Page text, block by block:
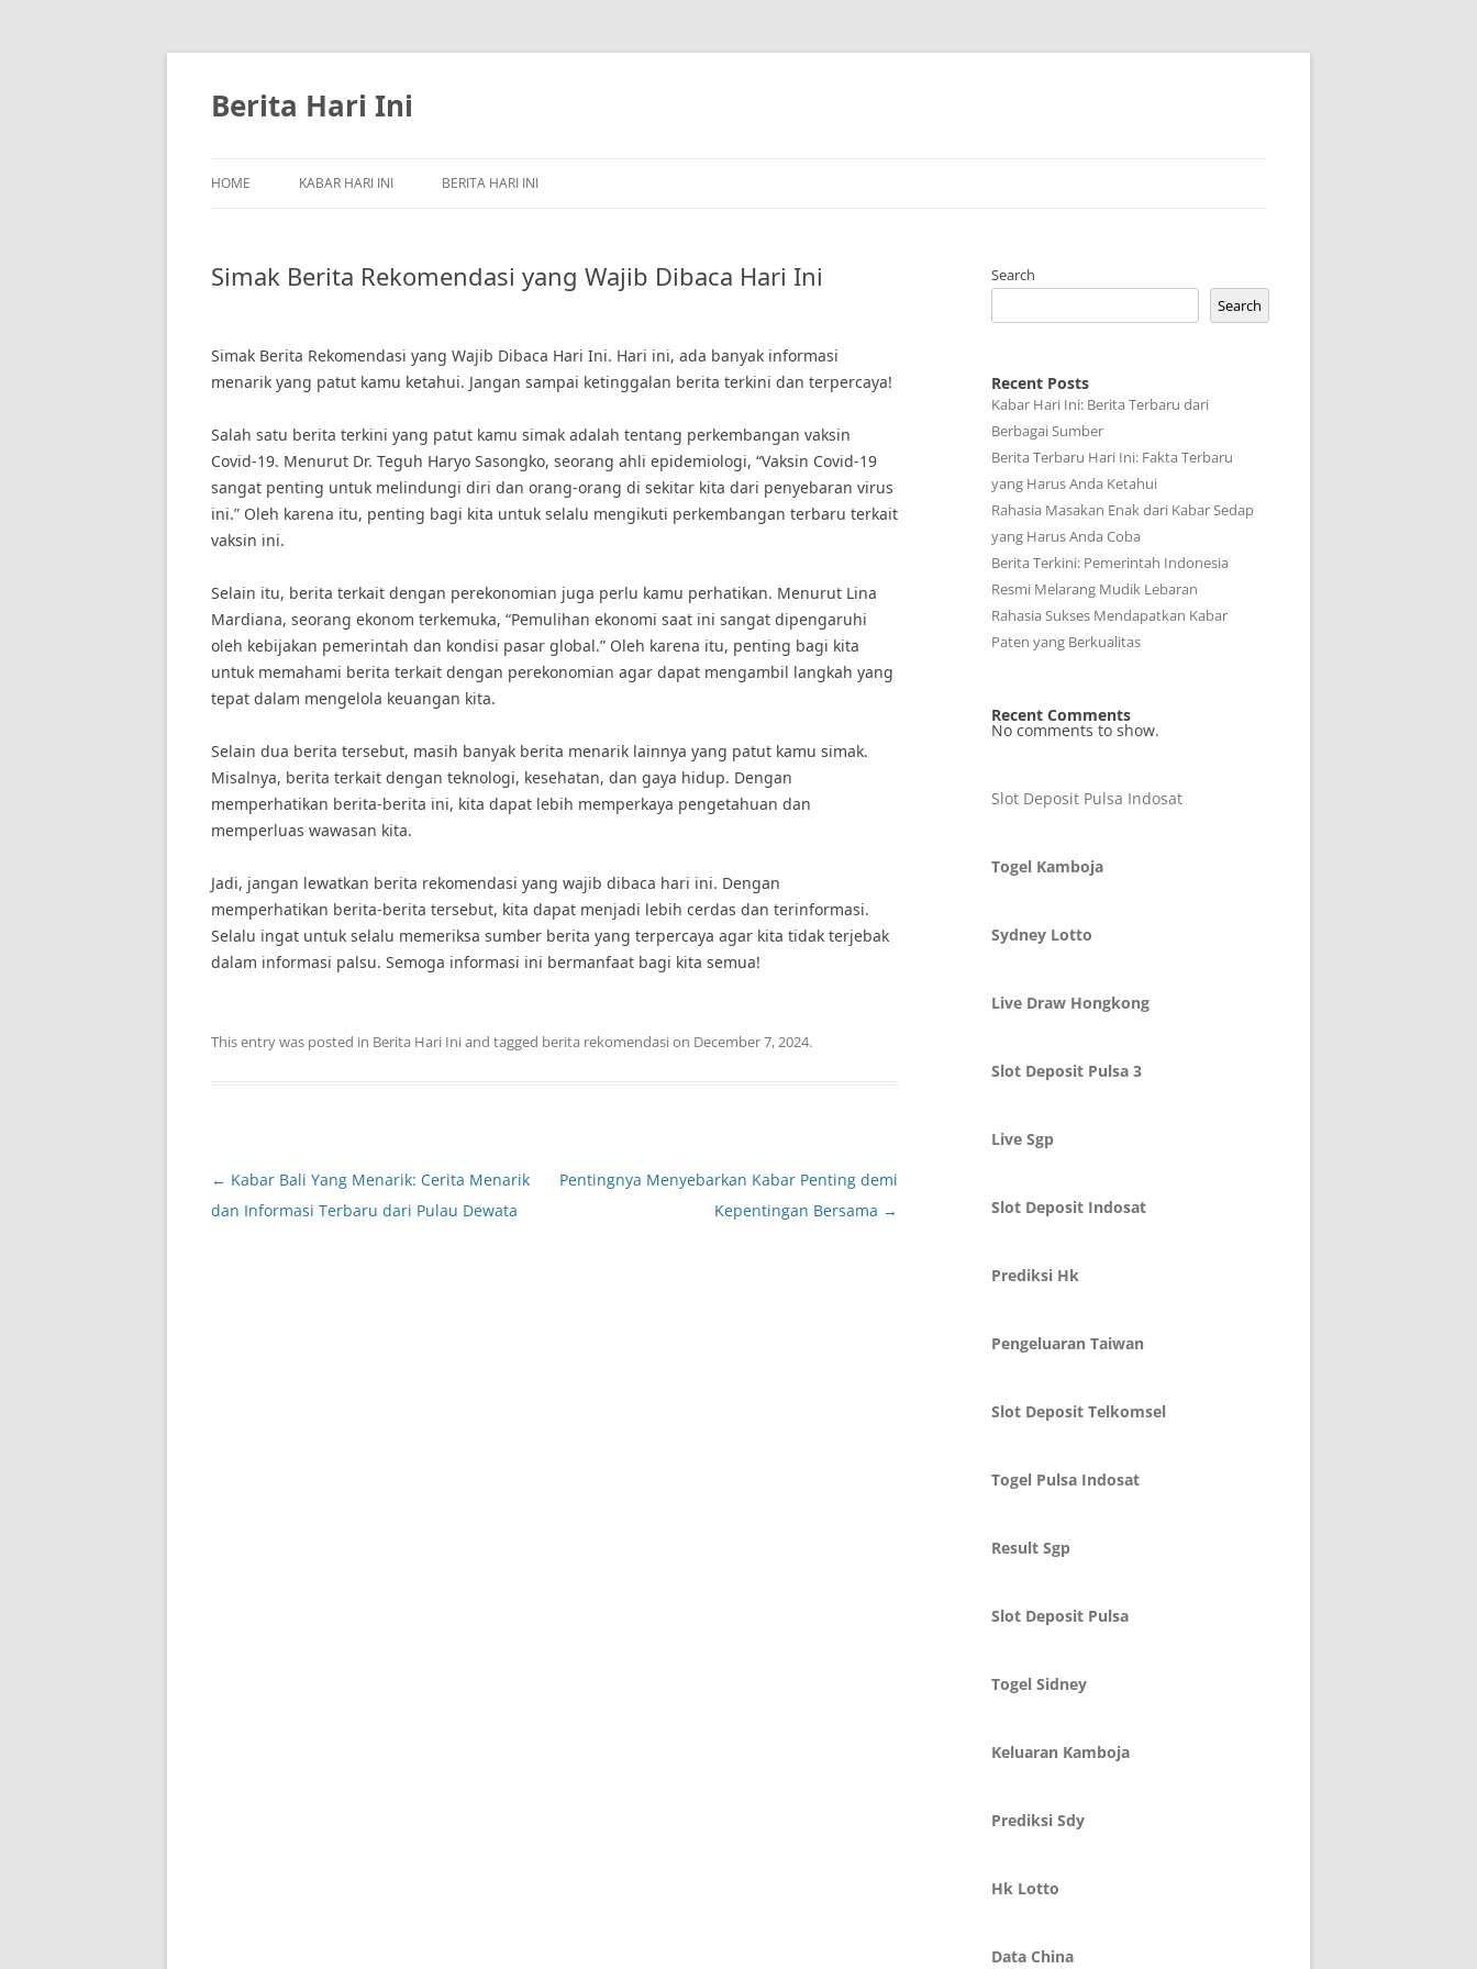
Skip
content
Berita Hari Ini
HOME KABAR HARI INI BERITA HARI INI
Simak Berita Rekomendasi yang Wajib Dibaca Hari Ini
Simak Berita Rekomendasi yang Wajib Dibaca Hari Ini. Hari ini, ada banyak informasi
menarik yang patut kamu ketahui. Jangan sampai ketinggalan berita terkini dan terpercaya!
Salah satu berita terkini yang patut kamu simak adalah tentang perkembangan vaksin
Covid-19. Menurut Dr. Teguh Haryo Sasongko, seorang ahli epidemiologi, “Vaksin Covid-19
sangat penting untuk melindungi diri dan orang-orang di sekitar kita dari penyebaran virus
ini.” Oleh karena itu, penting bagi kita untuk selalu mengikuti perkembangan terbaru terkait
vaksin ini.
Selain itu, berita terkait dengan perekonomian juga perlu kamu perhatikan. Menurut Lina
Mardiana, seorang ekonom terkemuka, “Pemulihan ekonomi saat ini sangat dipengaruhi
oleh kebijakan pemerintah dan kondisi pasar global.” Oleh karena itu, penting bagi kita
untuk memahami berita terkait dengan perekonomian agar dapat mengambil langkah yang
tepat dalam mengelola keuangan kita.
Selain dua berita tersebut, masih banyak berita menarik lainnya yang patut kamu simak.
Misalnya, berita terkait dengan teknologi, kesehatan, dan gaya hidup. Dengan
memperhatikan berita-berita ini, kita dapat lebih memperkaya pengetahuan dan
memperluas wawasan kita.
Jadi, jangan lewatkan berita rekomendasi yang wajib dibaca hari ini. Dengan
memperhatikan berita-berita tersebut, kita dapat menjadi lebih cerdas dan terinformasi.
Selalu ingat untuk selalu memeriksa sumber berita yang terpercaya agar kita tidak terjebak
dalam informasi palsu. Semoga informasi ini bermanfaat bagi kita semua!
This entry was posted in Berita Hari Iniand tagged berita rekomendasion December 7, 2024.
Post
navigation
← Kabar Bali Yang Menarik: Cerita Menarik
dan Informasi Terbaru dari Pulau Dewata
Pentingnya Menyebarkan Kabar Penting demi
Kepentingan Bersama →
Search
Search
Recent Posts
Kabar Hari Ini: Berita Terbaru dari
Berbagai Sumber
Berita Terbaru Hari Ini: Fakta Terbaru
yang Harus Anda Ketahui
Rahasia Masakan Enak dari Kabar Sedap
yang Harus Anda Coba
Berita Terkini: Pemerintah Indonesia
Resmi Melarang Mudik Lebaran
Rahasia Sukses Mendapatkan Kabar
Paten yang Berkualitas
Recent Comments
No comments to show.
Slot Deposit Pulsa Indosat
Togel Kamboja
Sydney Lotto
Live Draw Hongkong
Slot Deposit Pulsa 3
Live Sgp
Slot Deposit Indosat
Prediksi Hk
Pengeluaran Taiwan
Slot Deposit Telkomsel
Togel Pulsa Indosat
Result Sgp
Slot Deposit Pulsa
Togel Sidney
Keluaran Kamboja
Prediksi Sdy
Hk Lotto
Data China